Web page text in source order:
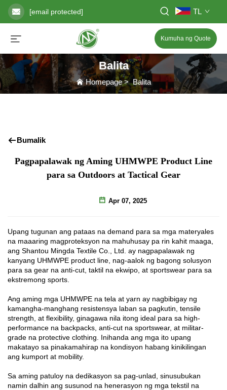
[email protected] TL
Kumuha ng Quote
Balita
Homepage>Balita
Bumalik
Pagpapalawak ng Aming UHMWPE Product Line
para sa Outdoors at Tactical Gear
Apr 07, 2025
Upang tugunan ang pataas na demand para sa mga materyales
na maaaring magproteksyon na mahuhusay pa rin kahit maaga,
ang Shantou Mingda Textile Co., Ltd. ay nagpapalawak ng
kanyang UHMWPE product line, nag-aalok ng bagong solusyon
para sa gear na anti-cut, taktil na ekwipo, at sportswear para sa
ekstremong sports.
Ang aming mga UHMWPE na tela at yarn ay nagbibigay ng
kamangha-manghang resistensya laban sa pagkutin, tensile
strength, at flexibility, ginagawa nila itong ideal para sa high-
performance na backpacks, anti-cut na sportswear, at militar-
grade na protective clothing. Inihanda ang mga ito upang
makatayo sa pinakamahirap na kondisyon habang kinikilingan
ang kumport at mobility.
Sa aming patuloy na dedikasyon sa pag-unlad, sinusubukan
namin dalhin ang susunod na henerasyon ng mga tekstil na